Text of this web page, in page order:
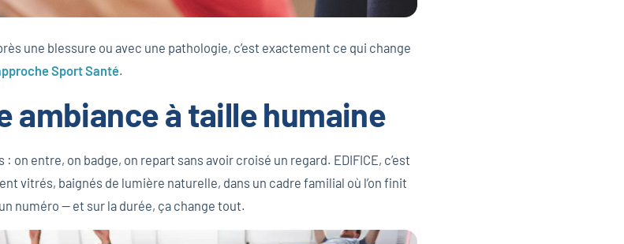
une blessure ou avec une pathologie, c’est exactement ce qui change
Sport Santé.
ambiance à taille humaine
on entre, on badge, on repart sans avoir croisé un regard. EDIFICE, c’est
vitrés, baignés de lumière naturelle, dans un cadre familial où l’on finit
numéro — et sur la durée, ça change tout.